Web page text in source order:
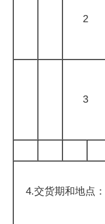
2
3
4.交货期和地点：